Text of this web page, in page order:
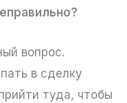
вопрос.
в сделку
туда, чтобы